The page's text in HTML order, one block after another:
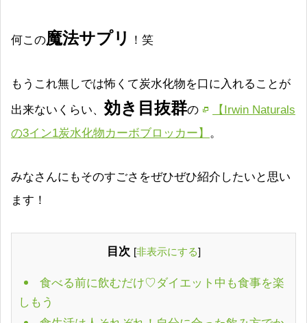
何この魔法サプリ ！笑
もうこれ無しでは怖くて炭水化物を口に入れることが
出来ないくらい、 効き目抜群の
【Irwin Naturals
の3イン1炭水化物カーボブロッカー】 。
みなさんにもそのすごさをぜひぜひ紹介したいと思い
ます！
目次 [非表示にする]
食べる前に飲むだけ♡ダイエット中も食事を楽
しもう